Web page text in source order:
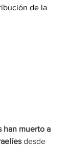
de la
han muerto a
desde